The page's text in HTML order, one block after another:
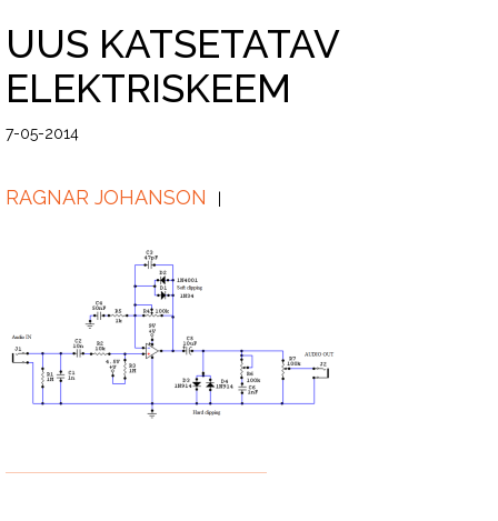
UUS KATSETATAV
ELEKTRISKEEM
7-05-2014
RAGNAR JOHANSON